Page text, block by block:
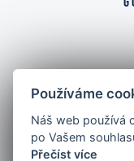
Používáme
Náš web používá
po Vašem
Přečíst více